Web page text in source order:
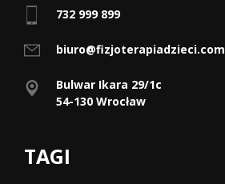
732 999 899
biuro@fizjoterapiadzieci.com
Bulwar Ikara 29/1c
54-130 Wrocław
TAGI